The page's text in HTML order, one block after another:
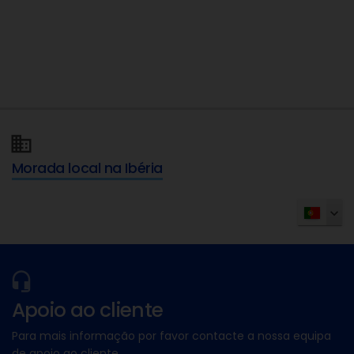
Morada local na Ibéria
Apoio ao cliente
Para mais informação por favor contacte a nossa equipa